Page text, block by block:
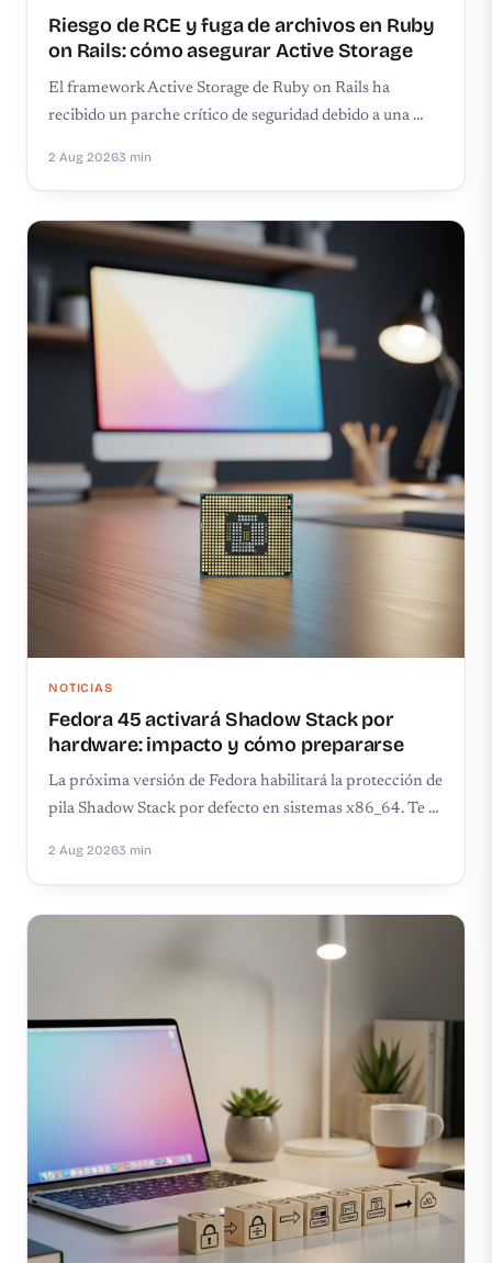
Riesgo de RCE y fuga de archivos en Ruby
on Rails: cómo asegurar Active Storage
El framework Active Storage de Ruby on Rails ha
recibido un parche crítico de seguridad debido a una …
2 Aug 20263 min
NOTICIAS
Fedora 45 activará Shadow Stack por
hardware: impacto y cómo prepararse
La próxima versión de Fedora habilitará la protección de
pila Shadow Stack por defecto en sistemas x86_64. Te …
2 Aug 20263 min